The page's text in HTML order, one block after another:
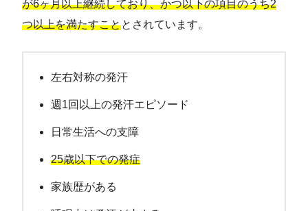
が6ヶ月以上継続しており、かつ以下の項目のうち2
つ以上を満たすこととされています。
左右対称の発汗
週1回以上の発汗エピソード
日常生活への支障
25歳以下での発症
家族歴がある